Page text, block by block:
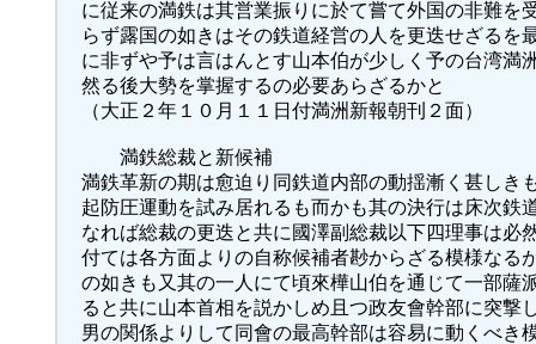
に従来の満鉄は其営業振りに於て嘗て外国の非難を
らず露国の如きはその鉄道経営の人を更迭せざるを
に非ずや予は言はんとす山本伯が少しく予の台湾満
然る後大勢を掌握するの必要あらざるかと
（大正２年１０月１１日付満洲新報朝刊２面）
満鉄総裁と新候補
満鉄革新の期は愈迫り同鉄道内部の動揺漸く甚しき
起防圧運動を試み居れるも而かも其の決行は床次鉄
なれば総裁の更迭と共に國澤副総裁以下四理事は必
付ては各方面よりの自称候補者尠からざる模様なる
の如きも又其の一人にて頃來樺山伯を通じて一部薩
ると共に山本首相を説かしめ且つ政友會幹部に突撃
男の関係よりして同會の最高幹部は容易に動くべき